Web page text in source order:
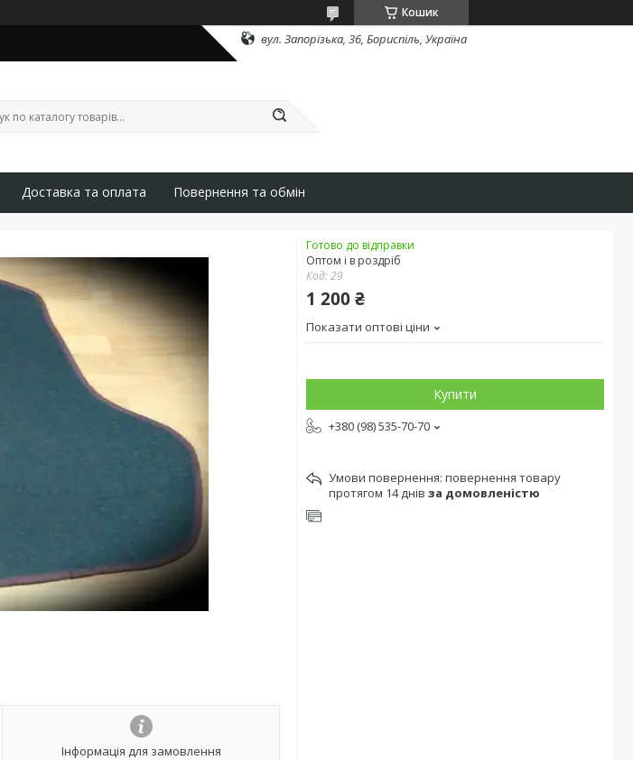
Кошик
вул. Запорізька, 36, Бориспіль, Україна
Доставка та оплата Повернення та обмін
Інформація для замовлення
Готово до відправки
Оптом і в роздріб
Код:29
1 200 ₴
Показати оптові ціни
Купити
+380 (98) 535-70-70
повернення товару
протягом 14 днів за домовленістю